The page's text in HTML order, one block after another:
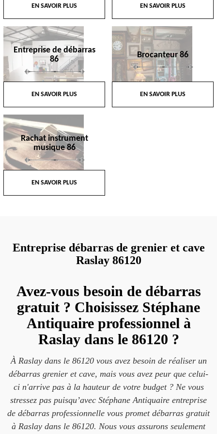
EN SAVOIR PLUS EN SAVOIR PLUS
Entreprise de débarras
86
EN SAVOIR PLUS
Brocanteur 86
EN SAVOIR PLUS
Rachat instrument
musique 86
EN SAVOIR PLUS
Entreprise débarras de grenier et cave
Raslay 86120
Avez-vous besoin de débarras
gratuit ? Choisissez Stéphane
Antiquaire professionnel à
Raslay dans le 86120 ?
À Raslay dans le 86120 vous avez besoin de réaliser un
débarras grenier et cave, mais vous avez peur que celui-
ci n'arrive pas à la hauteur de votre budget ? Ne vous
stressez pas puisqu’avec Stéphane Antiquaire entreprise
de débarras professionnelle vous promet débarras gratuit
à Raslay dans le 86120. Nous vous assurons seulement